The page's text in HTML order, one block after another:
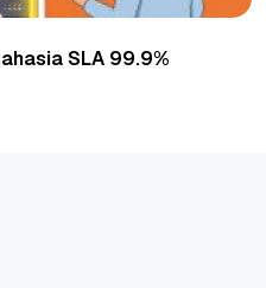
SLA 99.9%